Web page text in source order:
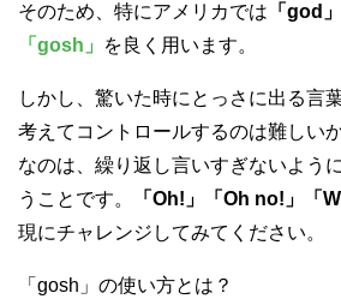
そのため、特にアメリカでは 「god」
「gosh」
を良く用います。
しかし、驚いた時にとっさに出る言
考えてコントロールするのは難しい
なのは、繰り返し言いすぎないよう
うことです。
「Oh!」「Oh no!」「
現にチャレンジしてみてください。
「gosh」の使い方とは？